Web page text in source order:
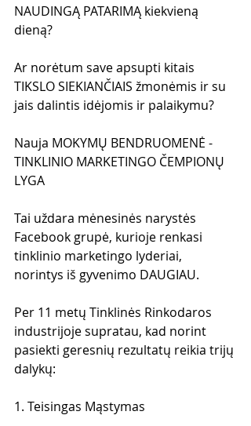
NAUDINGĄ PATARIMĄ kiekvieną
dieną?
Ar norėtum save apsupti kitais
TIKSLO SIEKIANČIAIS žmonėmis ir su
jais dalintis idėjomis ir palaikymu?
Nauja MOKYMŲ BENDRUOMENĖ -
TINKLINIO MARKETINGO ČEMPIONŲ
LYGA
Tai uždara mėnesinės narystės
Facebook grupė, kurioje renkasi
tinklinio marketingo lyderiai,
norintys iš gyvenimo DAUGIAU.
Per 11 metų Tinklinės Rinkodaros
industrijoje supratau, kad norint
pasiekti geresnių rezultatų reikia trijų
dalykų:
1. Teisingas Mąstymas